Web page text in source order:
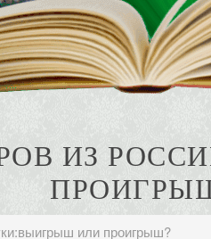
ИЗ
или проигрыш?